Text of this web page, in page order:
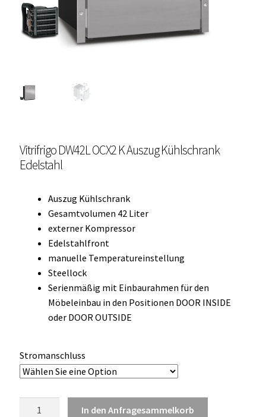
Einbau Kühlmöbel, externer Kompressor, Front:
schwarz, lichtgrau
Kühl- Gefrierkombinationen
Weinkühlschränke
Kühlkassetten
Kühl-/ Gefrierboxen tragbar
OCX 2 Serie
Geräte Optionen
Wissenswertes
Konfigurator
Vitrifrigo DW42L OCX2 K Auszug Kühlschrank
Edelstahl
Auszug Kühlschrank
Gesamtvolumen 42 Liter
externer Kompressor
Edelstahlfront
manuelle Temperatureinstellung
Steellock
Serienmäßig mit Einbaurahmen für den
Möbeleinbau in den Positionen DOOR INSIDE
oder DOOR OUTSIDE
Stromanschluss
In den Anfragesammelkorb